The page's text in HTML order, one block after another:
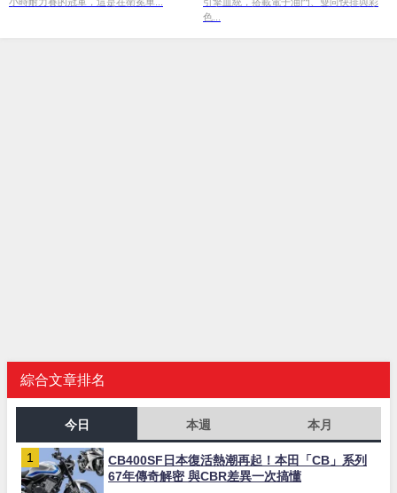
色...
綜合文章排名
今日 本週 本月
CB400SF日本復活熱潮再起！本田「CB」系列
67年傳奇解密 與CBR差異一次搞懂